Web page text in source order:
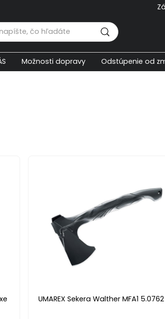
Možnosti dopravy Odstúpenie od
UMAREX Sekera Walther MFA1 5.0762